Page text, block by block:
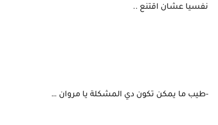
نفسيا عشان اقتنع ..
-طيب ما يمكن تكون دي المشكلة يا مروان …